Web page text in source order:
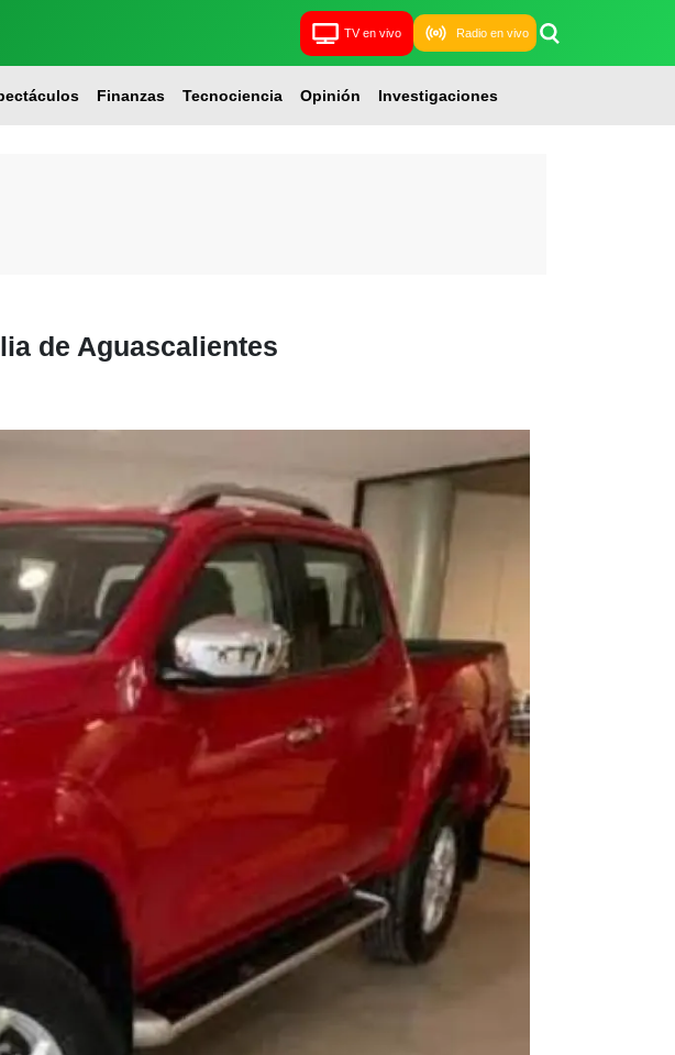
TV en vivo Radio en vivo
Finanzas Tecnociencia Opinión Investigaciones
de Aguascalientes